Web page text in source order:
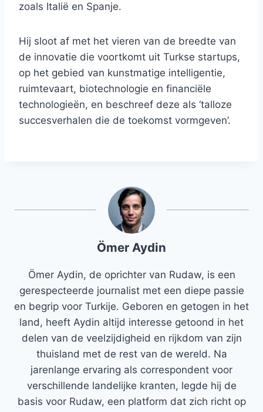
zoals Italië en Spanje.
Hij sloot af met het vieren van de breedte van
de innovatie die voortkomt uit Turkse startups,
op het gebied van kunstmatige intelligentie,
ruimtevaart, biotechnologie en financiële
technologieën, en beschreef deze als ‘talloze
succesverhalen die de toekomst vormgeven’.
Ömer Aydin
Ömer Aydin, de oprichter van Rudaw, is een
gerespecteerde journalist met een diepe passie
en begrip voor Turkije. Geboren en getogen in het
land, heeft Aydin altijd interesse getoond in het
delen van de veelzijdigheid en rijkdom van zijn
thuisland met de rest van de wereld. Na
jarenlange ervaring als correspondent voor
verschillende landelijke kranten, legde hij de
basis voor Rudaw, een platform dat zich richt op